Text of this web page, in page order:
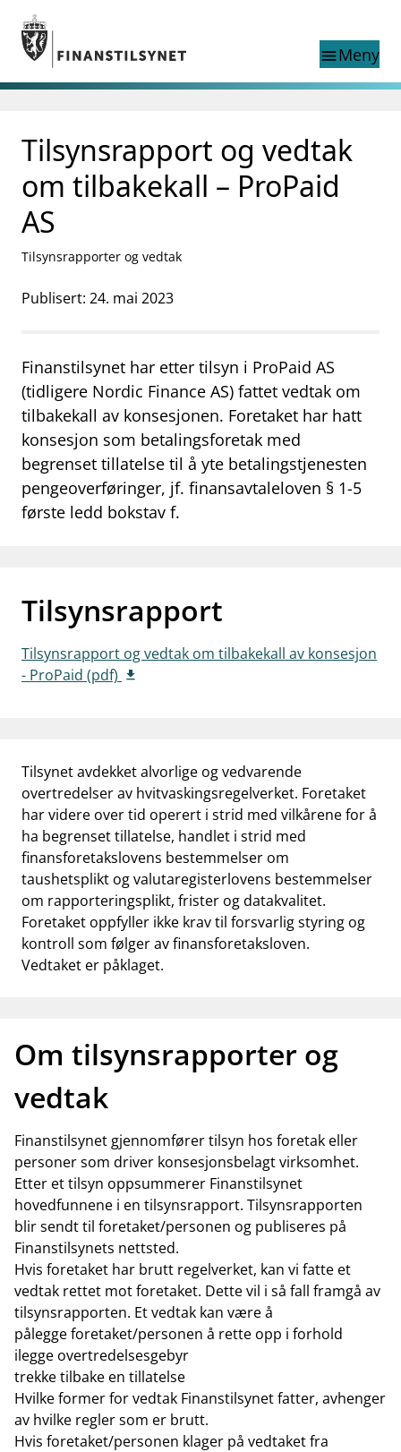
Gå til hovedinnhold
Gå til søkesiden
menuMeny
nettstedet
language
English
exist in English
English home page
Tilsyn
Aktuelt
Finanstilsynets registre
mail_outlineKontakt oss
work_outlineJobb hos oss
dashboardInformasjon for investorer
notifications_noneAbonner på nyhetsvarsel
Tilsynsrapport og vedtak
om tilbakekall – ProPaid
AS
Tilsynsrapporter og vedtak
Publisert: 24. mai 2023
Finanstilsynet har etter tilsyn i ProPaid AS
(tidligere Nordic Finance AS) fattet vedtak om
tilbakekall av konsesjonen. Foretaket har hatt
konsesjon som betalingsforetak med
begrenset tillatelse til å yte betalingstjenesten
pengeoverføringer, jf. finansavtaleloven § 1-5
første ledd bokstav f.
Tilsynsrapport
Tilsynsrapport og vedtak om tilbakekall av konsesjon
- ProPaid (pdf)
Tilsynet avdekket alvorlige og vedvarende
overtredelser av hvitvaskingsregelverket. Foretaket
har videre over tid operert i strid med vilkårene for å
ha begrenset tillatelse, handlet i strid med
finansforetakslovens bestemmelser om
taushetsplikt og valutaregisterlovens bestemmelser
om rapporteringsplikt, frister og datakvalitet.
Foretaket oppfyller ikke krav til forsvarlig styring og
kontroll som følger av finansforetaksloven.
Vedtaket er påklaget.
Om tilsynsrapporter og
vedtak
Finanstilsynet gjennomfører tilsyn hos foretak eller
personer som driver konsesjonsbelagt virksomhet.
Etter et tilsyn oppsummerer Finanstilsynet
hovedfunnene i en tilsynsrapport. Tilsynsrapporten
blir sendt til foretaket/personen og publiseres på
Finanstilsynets nettsted.
Hvis foretaket har brutt regelverket, kan vi fatte et
vedtak rettet mot foretaket. Dette vil i så fall framgå av
tilsynsrapporten. Et vedtak kan være å
pålegge foretaket/personen å rette opp i forhold
ilegge overtredelsesgebyr
trekke tilbake en tillatelse
Hvilke former for vedtak Finanstilsynet fatter, avhenger
av hvilke regler som er brutt.
Hvis foretaket/personen klager på vedtaket fra